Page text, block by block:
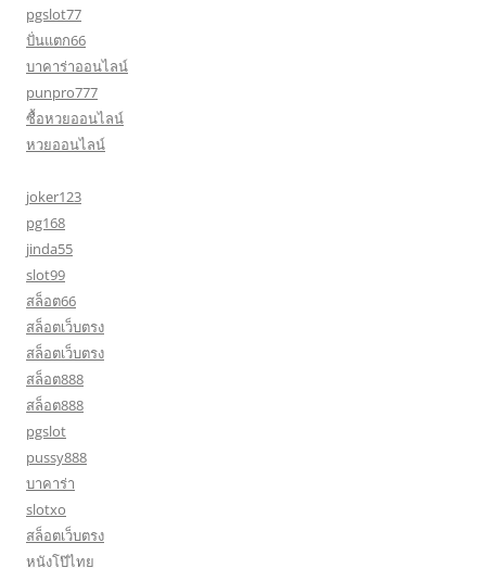
pgslot77
ปั่นแตก66
บาคาร่าออนไลน์
punpro777
ซื้อหวยออนไลน์
หวยออนไลน์
joker123
pg168
jinda55
slot99
สล็อต66
สล็อตเว็บตรง
สล็อตเว็บตรง
สล็อต888
สล็อต888
pgslot
pussy888
บาคาร่า
slotxo
สล็อตเว็บตรง
หนังโป๊ไทย